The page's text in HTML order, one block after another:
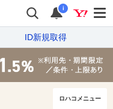
i
ID新規取得
ロハコメニュー